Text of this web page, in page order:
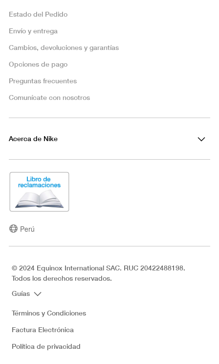
Estado del Pedido
Envío y entrega
Cambios, devoluciones y garantías
Opciones de pago
Preguntas frecuentes
Comunícate con nosotros
Acerca de Nike
Perú
© 2024 Equinox International SAC. RUC 20422488198.
Todos los derechos reservados.
Guías
Términos y Condiciones
Factura Electrónica
Política de privacidad